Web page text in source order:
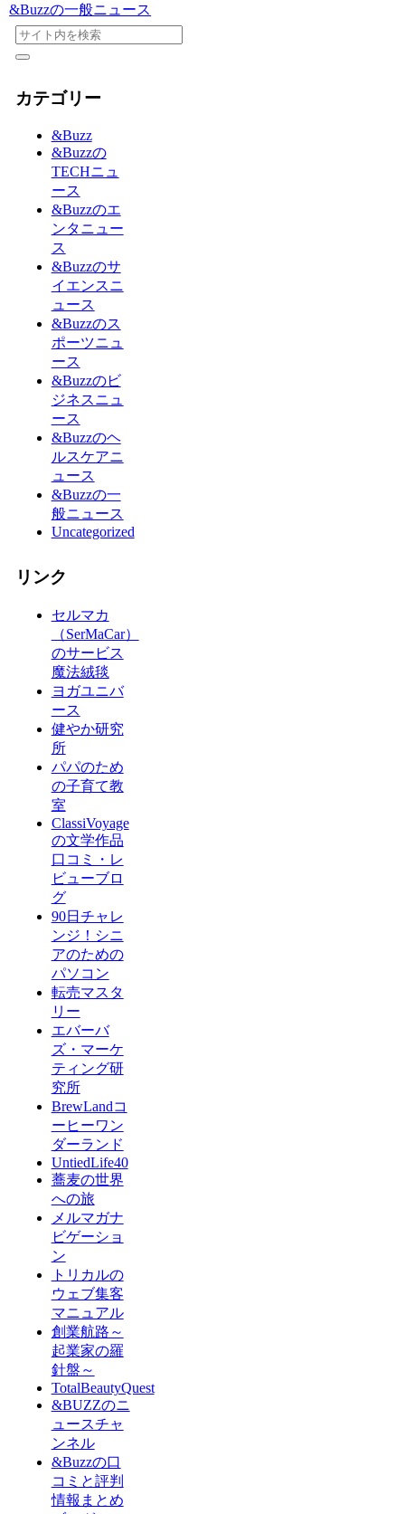
&Buzzの一般ニュース
カテゴリー
&Buzz
&Buzzの
TECHニュ
ース
&Buzzのエ
ンタニュー
ス
&Buzzのサ
イエンスニ
ュース
&Buzzのス
ポーツニュ
ース
&Buzzのビ
ジネスニュ
ース
&Buzzのヘ
ルスケアニ
ュース
&Buzzの一
般ニュース
Uncategorized
リンク
セルマカ
（SerMaCar）
のサービス
魔法絨毯
ヨガユニバ
ース
健やか研究
所
パパのため
の子育て教
室
ClassiVoyage
の文学作品
口コミ・レ
ビューブロ
グ
90日チャレ
ンジ！シニ
アのための
パソコン
転売マスタ
リー
エバーバ
ズ・マーケ
ティング研
究所
BrewLandコ
ーヒーワン
ダーランド
UntiedLife40
蕎麦の世界
への旅
メルマガナ
ビゲーショ
ン
トリカルの
ウェブ集客
マニュアル
創業航路～
起業家の羅
針盤～
TotalBeautyQuest
&BUZZのニ
ュースチャ
ンネル
&Buzzの口
コミと評判
情報まとめ